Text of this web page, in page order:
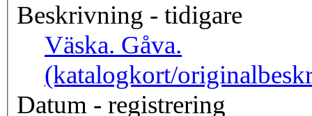
Beskrivning - tidigare
Väska. Gåva.
(katalogkort/
Datum - registrering